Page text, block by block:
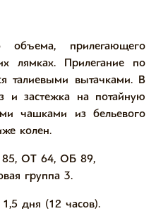
объема, прилегающего
лямках. Прилегание по
талиевыми вытачками. В
и застежка на потайную
чашками из бельевого
колен.
ОТ 64, ОБ 89,
группа 3.
дня (12 часов).